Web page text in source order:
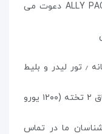
نمایشگاه چاپ و بسته بندی فرانسه ALLY PACK دعوت می
***اقامت در هتل های ۴ ستاره با صبحانه ٫ تور لیدر و بلیط
*** اقامت در هتل ۴ ستاره هر نفر در اتاق ۲ تخته (۱۲۰۰ یورو
ما در تماس